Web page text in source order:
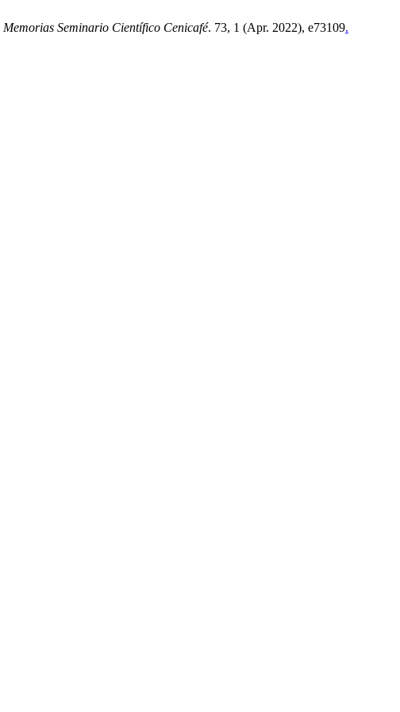
Memorias Seminario Científico Cenicafé. 73, 1 (Apr. 2022), e73109.